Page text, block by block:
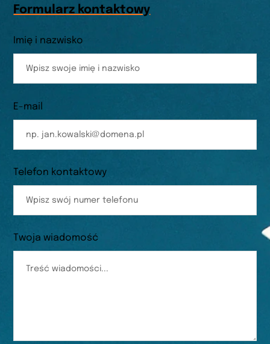
Formularz kontaktowy
Imię i nazwisko
E-mail
Telefon kontaktowy
Twoja wiadomość